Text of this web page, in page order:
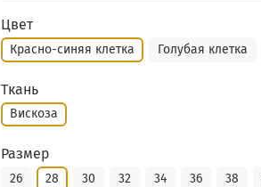
Цвет
Красно-синяя клетка Голубая клетка
Ткань
Вискоза
Размер
26 28 30 32 34 36 38